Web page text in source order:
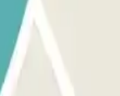
o il link
o dal link presente sulla
avrai 15 minuti di
dovrai pagare l'importo